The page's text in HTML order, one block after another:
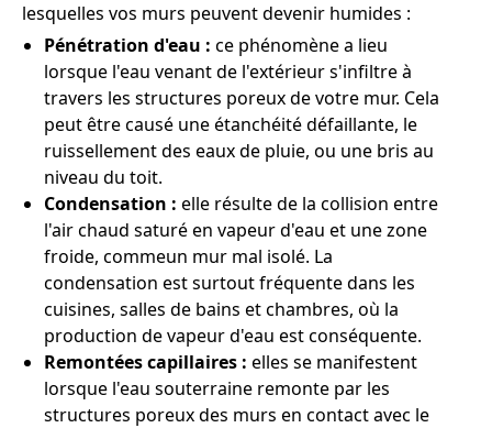
lesquelles vos murs peuvent devenir humides :
Pénétration d'eau : ce phénomène a lieu
lorsque l'eau venant de l'extérieur s'infiltre à
travers les structures poreux de votre mur. Cela
peut être causé une étanchéité défaillante, le
ruissellement des eaux de pluie, ou une bris au
niveau du toit.
Condensation : elle résulte de la collision entre
l'air chaud saturé en vapeur d'eau et une zone
froide, commeun mur mal isolé. La
condensation est surtout fréquente dans les
cuisines, salles de bains et chambres, où la
production de vapeur d'eau est conséquente.
Remontées capillaires : elles se manifestent
lorsque l'eau souterraine remonte par les
structures poreux des murs en contact avec le